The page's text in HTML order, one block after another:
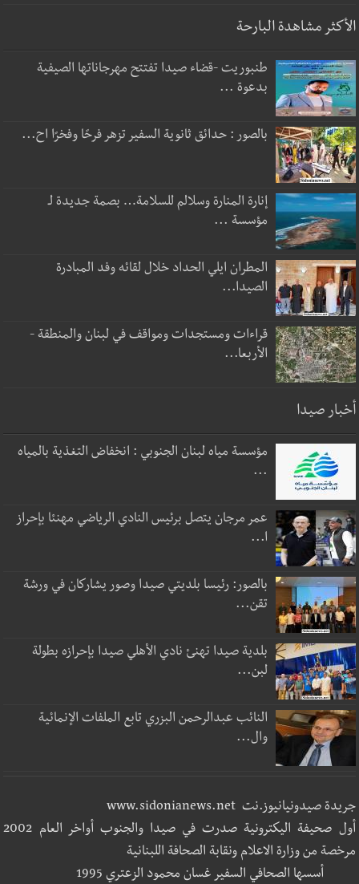
الأكثر مشاهدة البارحة
طنبوريت -قضاء صيدا تفتتح مهرجاناتها الصيفية
بدعوة ...
بالصور : حدائق ثانوية السفير تزهر فرحًا وفخرًا اح...
إنارة المنارة وسلالم للسلامة… بصمة جديدة لـ
مؤسسة ...
المطران ايلي الحداد خلال لقائه وفد المبادرة
الصيدا...
قراءات ومستجدات ومواقف في لبنان والمنطقة -
الأربعا...
أخبار صيدا
مؤسسة مياه لبنان الجنوبي : انخفاض التغذية بالمياه
...
عمر مرجان يتصل برئيس النادي الرياضي مهنئا بإحراز
ا...
بالصور: رئيسا بلديتي صيدا وصور يشاركان في ورشة
تقن...
بلدية صيدا تهنئ نادي الأهلي صيدا بإحرازه بطولة
لبن...
النائب عبدالرحمن البزري تابع الملفات الإنمائية
وال...
جريدة صيدونيانيوز.نت www.sidonianews.net
أول صحيفة اليكترونية صدرت في صيدا والجنوب أواخر العام 2002
مرخصة من وزارة الاعلام ونقابة الصحافة اللبنانية
أسسها الصحافي السفير غسان محمود الزعتري 1995